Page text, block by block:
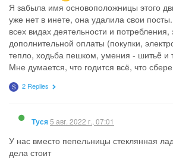
Я забыла имя основоположницы этого
уже нет в инете, она удалила свои
всех видах деятельности и потребления,
дополнительной оплаты (покупки,
тепло, ходьба пешком, умения - шитьë и
Мне думается, что годится всё, что
S 2 Replies
Туся5 авг. 2022 г., 07:01
У нас вместо пепельницы стеклянная
дела стоит